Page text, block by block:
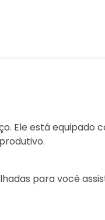
Ele está equipado
para você